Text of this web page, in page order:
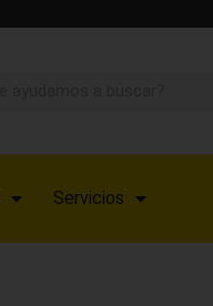
Servicios